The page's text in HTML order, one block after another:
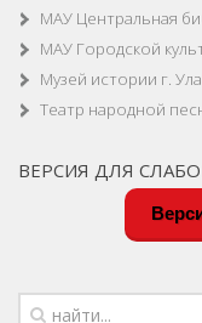
МАУ Центральная
МАУ Городской
Музей истории г.
Театр народной
ВЕРСИЯ ДЛЯ